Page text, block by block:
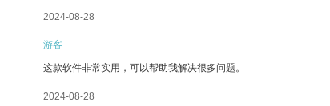
2024-08-28
游客
这款软件非常实用，可以帮助我解决很多问题。
2024-08-28